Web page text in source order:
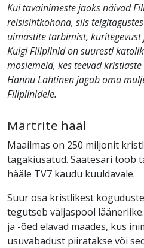
Kui tavainimeste jaoks näivad
reisisihtkohana, siis
uimastite tarbimist,
Kuigi Filipiinid on suuresti
moslemeid, kes teevad
Hannu Lahtinen jagab oma
Filipiinidele.
Märtrite hääl
Maailmas on 250 miljonit
tagakiusatud. Saatesari toob
hääle TV7 kaudu kuuldavale.
Suur osa kristlikest
tegutseb väljaspool
ja -õed elavad maades, kus
usuvabadust piiratakse või